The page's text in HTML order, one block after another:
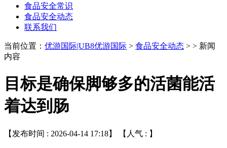
食品安全常识
食品安全动态
联系我们
当前位置： 优游国际|UB8优游国际 > 食品安全动态 > > 新闻
内容
目标是确保脚够多的活菌能活
着达到肠
【发布时间 : 2026-04-14 17:18】 【人气 : 】